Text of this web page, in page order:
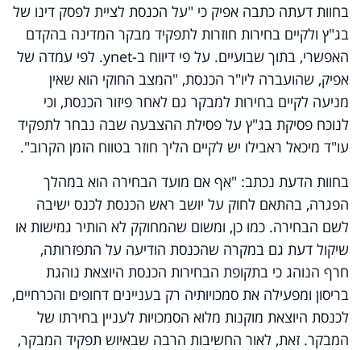
בחוות דעתה כתבה אפיק כי "על הכנסת לציית לפסק דינו של
בג"ץ ולקיים בחירות חוזרות לתפקיד מבקר המדינה בהקדם
האפשרי, בתוך שבועיים.
על פי דיווח ב-ynet. לפי עמדה של
אפיק, שהועברה ליו"ר הכנסת, "המצב החוקי הוא שאין
מניעה לקיים בחירות למבקר גם לאחר פיזור הכנסת, וכי
לנוכח פסיקת בג"ץ על פסילת ההצבעה שבה נבחר לתפקיד
עו"ד מיכאל ראבילו יש לקיים הליך חוזר בטווח הזמן הקרוב".
בחוות הדעת נכתב: "אף אם מועד הבחירה הוא במהלך
הפגרה, בהתאם לחוק על יושב ראש הכנסת לכנס ישיבה
לשם הבחירה. כמו כן, ומשום שהמחוקק לא הותיר גמישות או
שיקול דעת גם במקרה שהכנסת הודיעה על התפזרותה,
חרף הנוהג כי בתקופת הבחירות הכנסת היוצאת נוהגת
בריסון ומפעילה את סמכויותיה רק בעניינים דחופים והכרחיים,
לכנסת היוצאת מוקנות מלוא הסמכויות לעניין בחירתו של
המבקר. זאת, לאור החשיבות הרבה שבאיוש תפקיד המבקר,